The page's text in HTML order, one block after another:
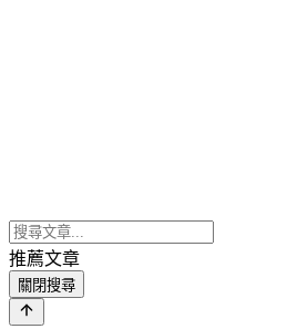
推薦文章
關閉搜尋